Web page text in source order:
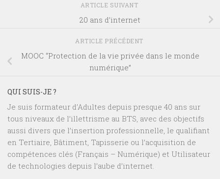
ARTICLE SUIVANT
20 ans d’internet
ARTICLE PRÉCÉDENT
MOOC “Protection de la vie privée dans le monde
numérique”
QUI SUIS-JE ?
Je suis formateur d’Adultes depuis presque 40 ans sur
tous niveaux de l’illettrisme au BTS, avec des objectifs
aussi divers que l’insertion professionnelle, le qualifiant
en Tertiaire, Bâtiment, Tapisserie ou l’acquisition de
compétences clés (Français – Numérique) et Utilisateur
de technologies depuis l’aube d’internet.